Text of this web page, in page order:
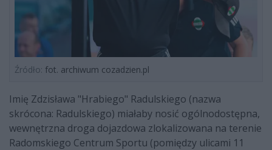
Źródło: fot. archiwum cozadzien.pl
Imię Zdzisława "Hrabiego" Radulskiego (nazwa
skrócona: Radulskiego) miałaby nosić ogólnodostępna,
wewnętrzna droga dojazdowa zlokalizowana na terenie
Radomskiego Centrum Sportu (pomiędzy ulicami 11